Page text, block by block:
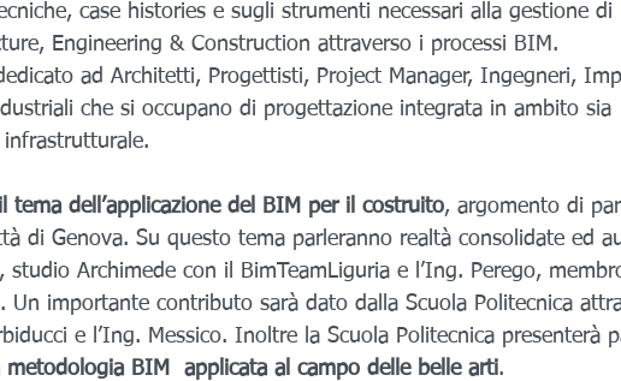
case histories e sugli strumenti necessari alla gestione di
Engineering & Construction attraverso i processi BIM.
ad Architetti, Progettisti, Project Manager, Ingegneri,
che si occupano di progettazione integrata in ambito sia
tema dell’applicazione del BIM per il costruito, argomento di
di Genova. Su questo tema parleranno realtà consolidate ed
studio Archimede con il BimTeamLiguria e l’Ing. Perego,
Un importante contributo sarà dato dalla Scuola Politecnica
e l’Ing. Messico. Inoltre la Scuola Politecnica presenterà
BIM  applicata al campo delle belle arti.